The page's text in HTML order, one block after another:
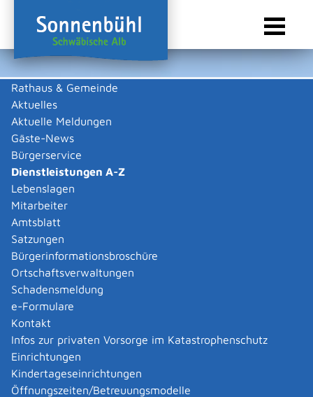
Rathaus & Gemeinde
Aktuelles
Aktuelle Meldungen
Gäste-News
Bürgerservice
Dienstleistungen A-Z
Lebenslagen
Mitarbeiter
Amtsblatt
Satzungen
Bürgerinformationsbroschüre
Ortschaftsverwaltungen
Schadensmeldung
e-Formulare
Kontakt
Infos zur privaten Vorsorge im Katastrophenschutz
Einrichtungen
Kindertageseinrichtungen
Öffnungszeiten/Betreuungsmodelle
Sie sind hier:
Dienstleistungen A-Z
Dienstleistungen A-Z
Leistungen
A B C D
Gleichstellung einer
Behinderung mit einer
Schwerbehinderung
beantragen
Als schwerbehindert gelten Menschen mit einem Grad
der Behinderung (GdB) von 50 oder mehr. Haben Sie
einen GdB von 30 oder 40, können Sie unter
bestimmten Voraussetzungen die Gleichstellung mit
schwerbehinderten Menschen beantragen.